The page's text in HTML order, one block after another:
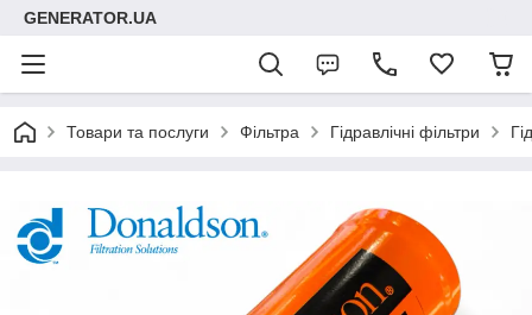
GENERATOR.UA
Товари та послуги Фільтра Гідравлічні фільтри